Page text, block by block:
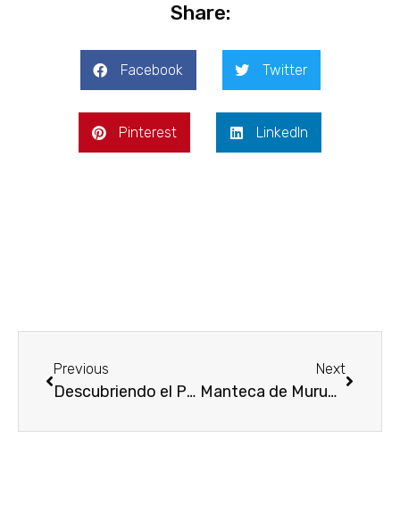
Share:
Facebook Twitter
Pinterest LinkedIn
Previous
Descubriendo el Poder del Aceite de Nigella en el Cuidado de la Piel
Next
Manteca de Murumuru la Magia Exótica para el Cuidado de la Piel